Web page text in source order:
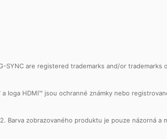
SYNC are registered trademarks and/or
loga HDMI™ jsou ochranné známky nebo
Barva zobrazovaného produktu je pouze názorná